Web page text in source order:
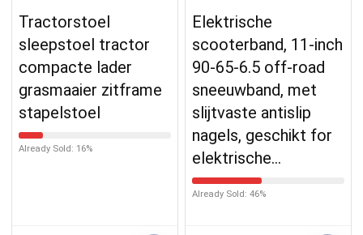
Tractorstoel
sleepstoel tractor
compacte lader
grasmaaier zitframe
stapelstoel
Already Sold: 16%
Elektrische
scooterband, 11-inch
90-65-6.5 off-road
sneeuwband, met
slijtvaste antislip
nagels, geschikt for
elektrische…
Already Sold: 46%